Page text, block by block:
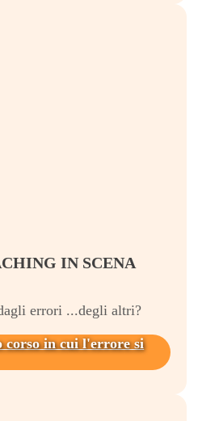
IN SCENA
errori ...degli altri?
corso in cui l'errore si